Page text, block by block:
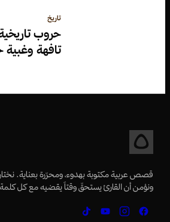
تاريخ
حروب
تافهة وغبية
قصص عربية مكتوبة بهدوء، ومحرّرة بعناية.
ونؤمن أن القارئ يستحقّ وقتاً يقضيه مع كل